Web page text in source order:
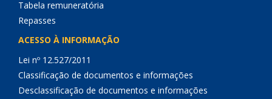
Tabela remuneratória
Repasses
ACESSO À INFORMAÇÃO
Lei nº 12.527/2011
Classificação de documentos e informações
Desclassificação de documentos e informações